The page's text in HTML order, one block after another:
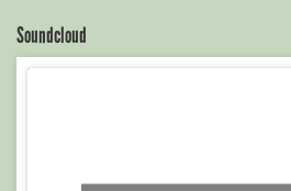
Soundcloud